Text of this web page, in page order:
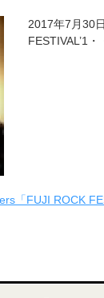
2017年7月30
FESTIVAL’1・
「FUJI ROCK